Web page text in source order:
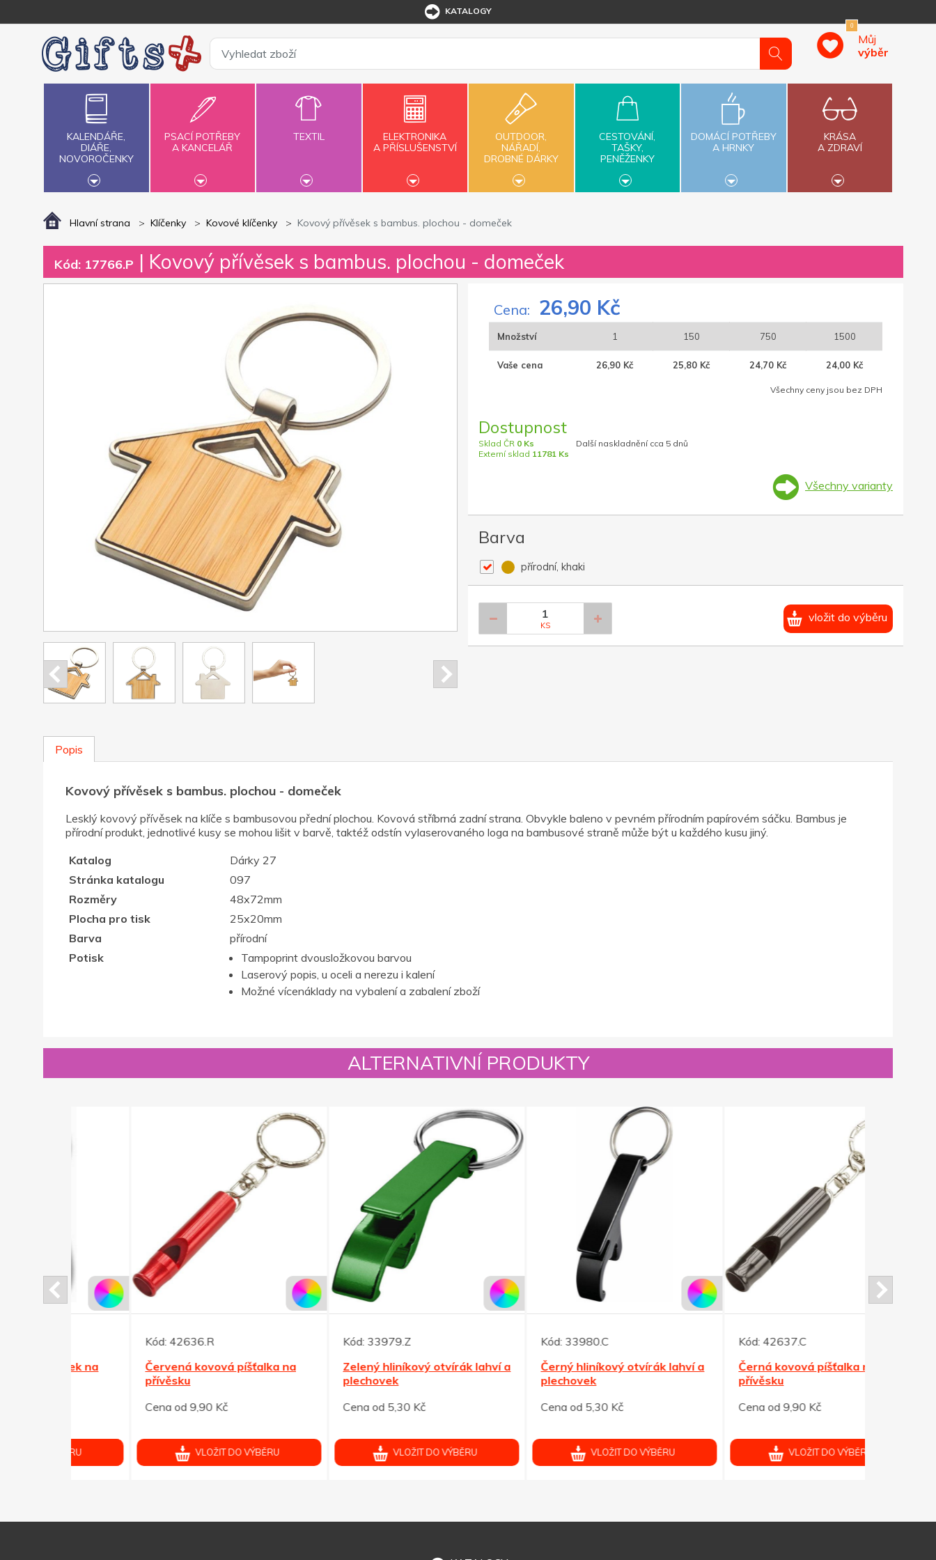
KATALOGY
0
Můj
výběr
KALENDÁŘE,
DIÁŘE,
NOVOROČENKY
PSACÍ POTŘEBY
A KANCELÁŘ
TEXTIL
ELEKTRONIKA
A PŘÍSLUŠENSTVÍ
OUTDOOR,
NÁŘADÍ,
DROBNÉ DÁRKY
CESTOVÁNÍ,
TAŠKY,
PENĚŽENKY
DOMÁCÍ POTŘEBY
A HRNKY
KRÁSA
A ZDRAVÍ
Hlavní strana Klíčenky Kovové klíčenky Kovový přívěsek s bambus. plochou - domeček
Kód: 17766.P | Kovový přívěsek s bambus. plochou - domeček
Cena: 26,90 Kč
Množství 1 150 750 1500
Vaše cena 26,90 Kč 25,80 Kč 24,70 Kč 24,00 Kč
Všechny ceny jsou bez DPH
Dostupnost
Sklad ČR 0 Ks
Externí sklad 11781 Ks
Další naskladnění cca 5 dnů
Všechny varianty
Barva
přírodní, khaki
KS
vložit do výběru
Popis
Kovový přívěsek s bambus. plochou - domeček
Lesklý kovový přívěsek na klíče s bambusovou přední plochou. Kovová stříbrná zadní strana. Obvykle baleno v pevném přírodním papírovém sáčku. Bambus je
přírodní produkt, jednotlivé kusy se mohou lišit v barvě, taktéž odstín vylaserovaného loga na bambusové straně může být u každého kusu jiný.
Katalog
Dárky 27
Stránka katalogu
097
Rozměry
48x72mm
Plocha pro tisk
25x20mm
Barva
přírodní
Potisk
Tampoprint dvousložkovou barvou
Laserový popis, u oceli a nerezu i kalení
Možné vícenáklady na vybalení a zabalení zboží
ALTERNATIVNÍ PRODUKTY
42636.R
Červená kovová píšťalka na
Cena od 9,90 Kč
VLOŽIT DO VÝBĚRU
33979.Z
Zelený hliníkový otvírák lahví a
Cena od 5,30 Kč
VLOŽIT DO VÝBĚRU
33980.C
Černý hliníkový otvírák lahví a
Cena od 5,30 Kč
VLOŽIT DO VÝBĚRU
42637.C
Černá kovová píšťalka na
Cena od 9,90 Kč
VLOŽIT DO VÝBĚRU